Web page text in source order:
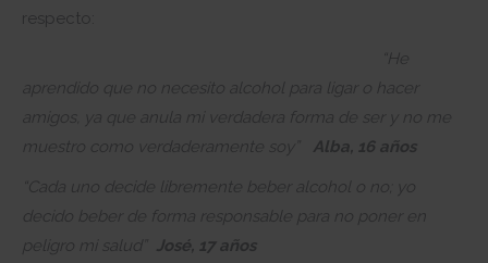
respecto:
“He
aprendido que no necesito alcohol para ligar o hacer
amigos, ya que anula mi verdadera forma de ser y no me
muestro como verdaderamente soy” Alba, 16 años
“Cada uno decide libremente beber alcohol o no; yo
decido beber de forma responsable para no poner en
peligro mi salud” José, 17 años